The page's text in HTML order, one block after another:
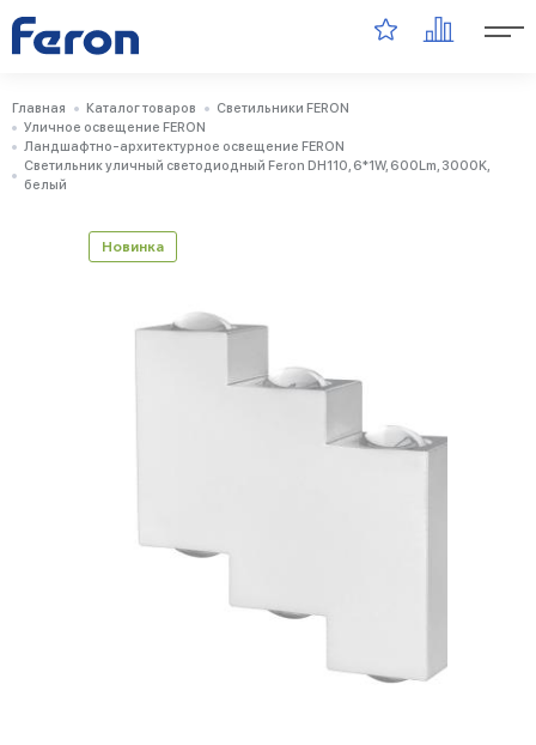
Главная Каталог товаров
Светильники FERON
Уличное освещение FERON
Ландшафтно-архитектурное освещение FERON
Светильник уличный светодиодный Feron DH110, 6*1W, 600Lm, 3000K,
белый
Новинка